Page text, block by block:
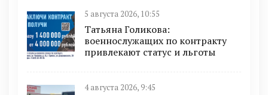
5 августа 2026, 10:55
Татьяна Голикова:
военнослужащих по контракту
привлекают статус и льготы
4 августа 2026, 9:45